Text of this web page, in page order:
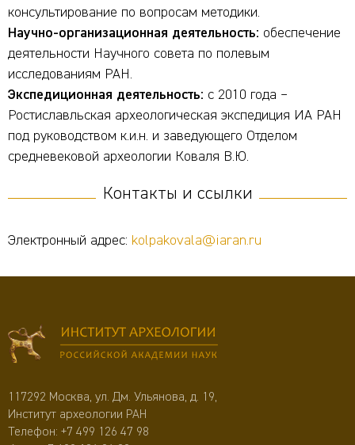
консультирование по вопросам методики.
Научно-организационная деятельность: обеспечение
деятельности Научного совета по полевым
исследованиям РАН.
Экспедиционная деятельность: с 2010 года –
Ростиславльская археологическая экспедиция ИА РАН
под руководством к.и.н. и заведующего Отделом
средневековой археологии Коваля В.Ю.
Контакты и ссылки
Электронный адрес: kolpakovala@iaran.ru
117292 Москва, ул. Дм. Ульянова, д. 19,
Институт археологии РАН
Телефон: +7 499 126 47 98